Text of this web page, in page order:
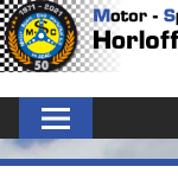
Zum
Inhalt